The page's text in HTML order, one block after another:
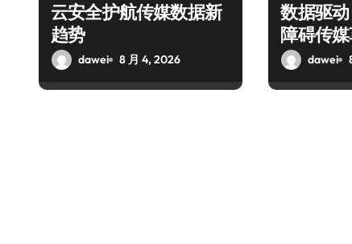
云安全护航传媒数据新
趋势
dawei 8 月 4, 2026
数据驱
障碍传
dawei